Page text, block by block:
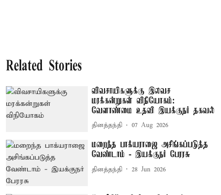
Related Stories
விவசாயிகளுக்கு இலவச
மரக்கன்றுகள் விநியோகம்:
வேளாண்மை உதவி இயக்குநர் தகவல்
தினத்தந்தி 07 Aug 2026
மறைந்த பாக்யராஜை அசிங்கப்படுத்த
வேண்டாம் - இயக்குநர் பேரரசு
தினத்தந்தி 28 Jun 2026